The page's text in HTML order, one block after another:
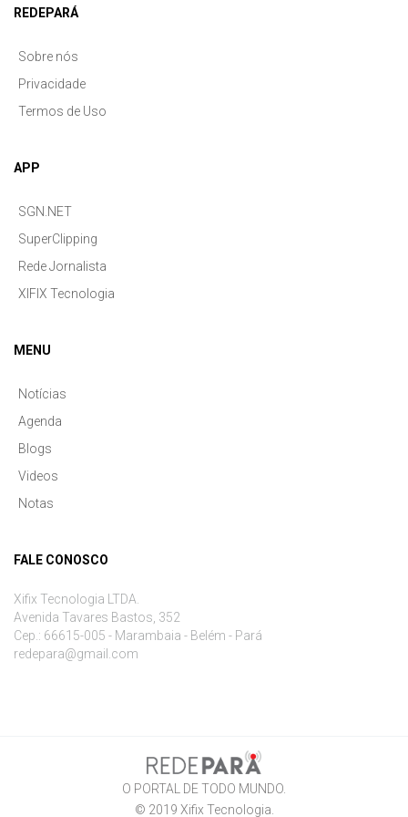
REDEPARÁ
Sobre nós
Privacidade
Termos de Uso
APP
SGN.NET
SuperClipping
Rede Jornalista
XIFIX Tecnologia
MENU
Notícias
Agenda
Blogs
Videos
Notas
FALE CONOSCO
Xifix Tecnologia LTDA.
Avenida Tavares Bastos, 352
Cep.: 66615-005 - Marambaia - Belém - Pará
redepara@gmail.com
O PORTAL DE TODO MUNDO.
© 2019 Xifix Tecnologia.